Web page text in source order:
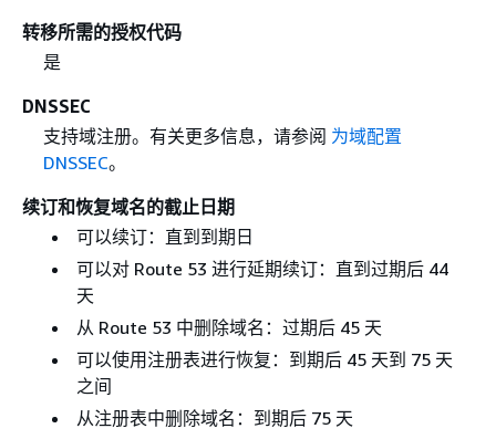
转移所需的授权代码
是
DNSSEC
支持域注册。有关更多信息，请参阅 为域配置
DNSSEC。
续订和恢复域名的截止日期
可以续订：直到到期日
可以对 Route 53 进行延期续订：直到过期后 44
天
从 Route 53 中删除域名：过期后 45 天
可以使用注册表进行恢复：到期后 45 天到 75 天
之间
从注册表中删除域名：到期后 75 天